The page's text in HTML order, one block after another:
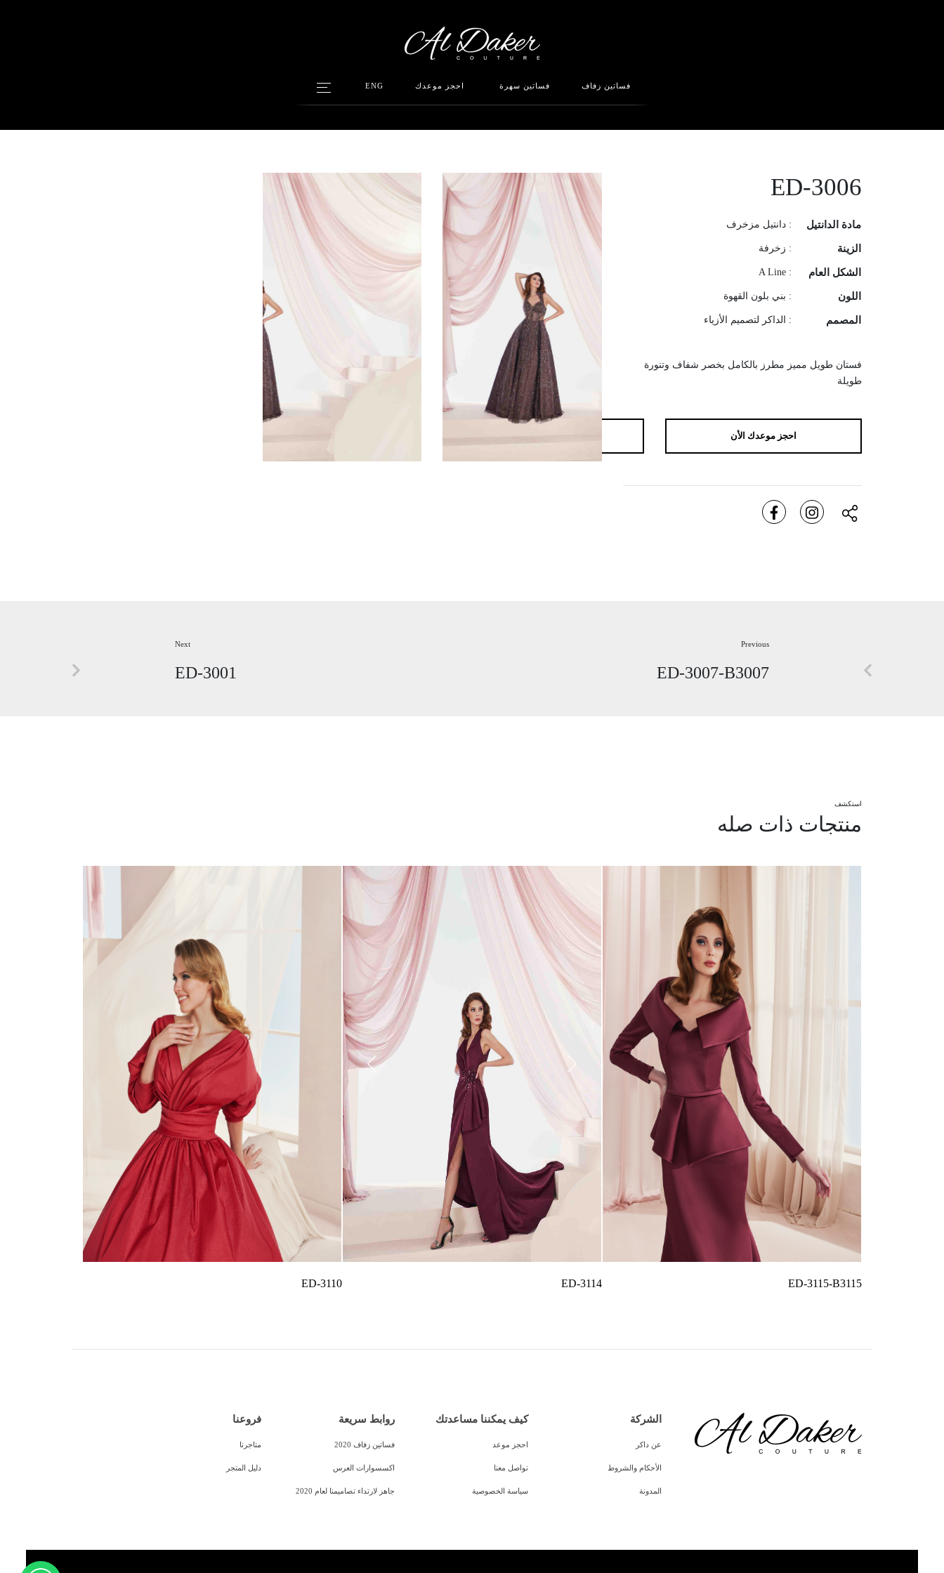
فساتين زفاف فساتين سهرة احجز موعدك ENG
ED-3006
مادة الدانتيل : دانتيل مزخرف
الزينة : زخرفة
الشكل العام : A Line
اللون : بني بلون القهوة
المصمم : الداكر لتصميم الأزياء
فستان طويل مميز مطرز بالكامل بخصر شفاف وتنورة
طويلة
احجز موعدك الأن
Previous
ED-3007-B3007
Next
ED-3001
استكشف
منتجات ذات صله
ED-3115-B3115
ED-3114
ED-3110
الشركة
عن داكر
الأحكام والشروط
المدونة
كيف يمكننا مساعدتك
احجز موعد
تواصل معنا
سياسة الخصوصية
روابط سريعة
فساتين زفاف 2020
اكسسوارات العرس
جاهز لارتداء تصاميمنا لعام 2020
فروعنا
متاجرنا
دليل المتجر